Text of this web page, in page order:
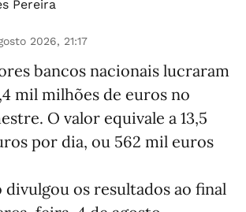
Pereira
2026, 21:17
bancos nacionais lucraram
mil milhões de euros no
O valor equivale a 13,5
por dia, ou 562 mil euros
divulgou os resultados ao final